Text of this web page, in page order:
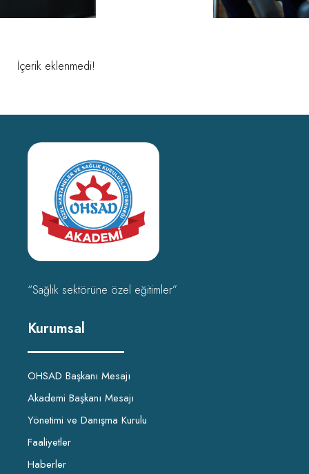
İçerik eklenmedi!
“Sağlık sektörüne özel eğitimler”
Kurumsal
OHSAD Başkanı Mesajı
Akademi Başkanı Mesajı
Yönetimi ve Danışma Kurulu
Faaliyetler
Haberler